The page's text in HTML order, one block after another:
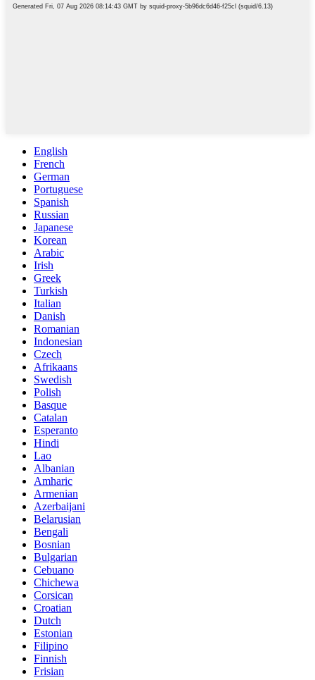
English
French
German
Portuguese
Spanish
Russian
Japanese
Korean
Arabic
Irish
Greek
Turkish
Italian
Danish
Romanian
Indonesian
Czech
Afrikaans
Swedish
Polish
Basque
Catalan
Esperanto
Hindi
Lao
Albanian
Amharic
Armenian
Azerbaijani
Belarusian
Bengali
Bosnian
Bulgarian
Cebuano
Chichewa
Corsican
Croatian
Dutch
Estonian
Filipino
Finnish
Frisian